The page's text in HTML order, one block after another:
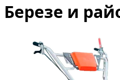
Березе и